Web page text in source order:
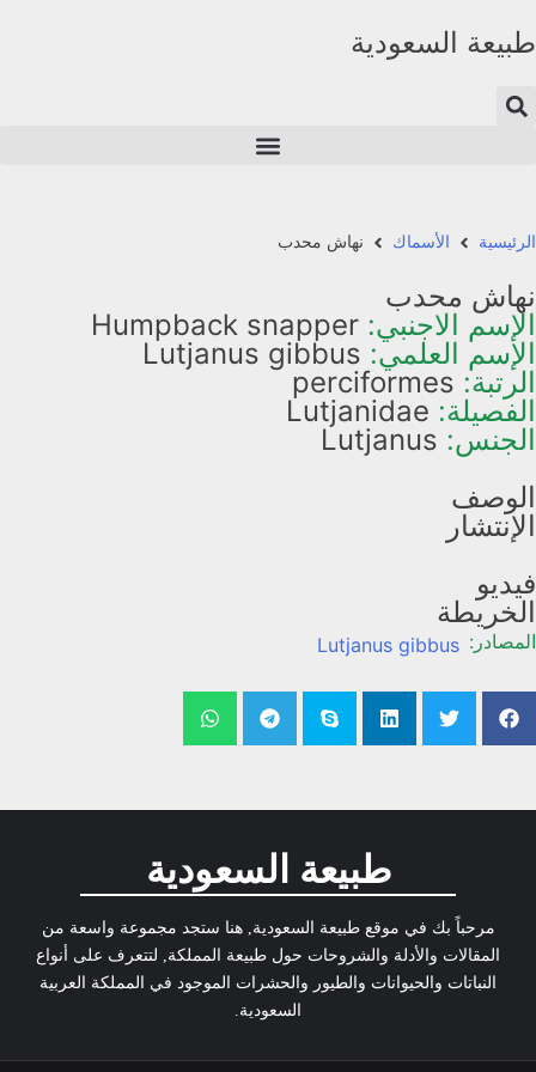
طبيعة السعودية
الرئيسية الأسماك نهاش محدب
نهاش محدب
الإسم الاجنبي: Humpback snapper
الإسم العلمي: Lutjanus gibbus
الرتبة: perciformes
الفصيلة: Lutjanidae
الجنس: Lutjanus
الوصف
الإنتشار
فيديو
الخريطة
المصادر: Lutjanus gibbus
طبيعة السعودية
مرحباً بك في موقع طبيعة السعودية, هنا ستجد مجموعة واسعة من
المقالات والأدلة والشروحات حول طبيعة المملكة, لتتعرف على أنواع
النباتات والحيوانات والطيور والحشرات الموجود في المملكة العربية
السعودية.